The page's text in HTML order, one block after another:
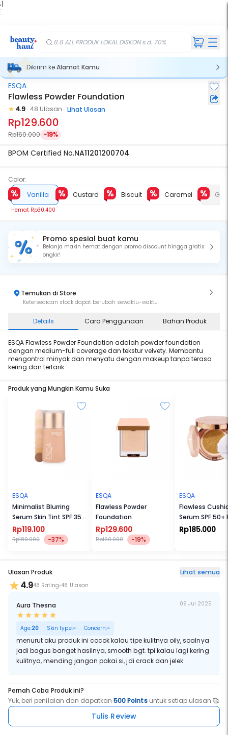
|
8.8 ALL PRODUK LOKAL DISKON s.d. 70%
Dikirim keAlamat Kamu
ESQA
Flawless Powder Foundation
4.9 48 Ulasan Lihat Ulasan
Rp129.600
Rp160.000 -19%
BPOM Certified No.NA11201200704
Color:
Vanilla
Hemat Rp30.400
Custard Biscuit Caramel
Promo spesial buat kamu
Belanja makin hemat dengan promo discount hingga gratis
ongkir!
Temukan di Store
Ketersediaan stock dapat berubah sewaktu-waktu
Details Cara Penggunaan Bahan Produk
ESQA Flawless Powder Foundation adalah powder foundation
dengan medium-full coverage dan tekstur velvety. Membantu
mengontrol minyak dan menyatu dengan makeup tanpa terasa
kering dan tertarik.
Produk yang Mungkin Kamu Suka
ESQA
Minimalist Blurring
Serum Skin Tint SPF 35
PA++
Rp119.100
Rp189.000 -37%
ESQA
Flawless Powder
Foundation
Rp129.600
Rp160.000 -19%
ESQA
Flawless
Serum SPF 50+
Rp185.000
Ulasan Produk Lihat semua
4.948 Rating 48 Ulasan
Aura Thesna 09 Jul 2025
Age:20 Skin type:- Concern:-
menurut aku produk ini cocok kalau tipe kulitnya oily, soalnya
jadi bagus banget hasilnya, smooth bgt. tpi kalau lagi kering
kulitnya, mending jangan pakai si, jdi crack dan jelek
Pernah Coba Produk ini?
Yuk, beri penilaian dan dapatkan500 Pointsuntuk setiap ulasan 🥰
Tulis Review